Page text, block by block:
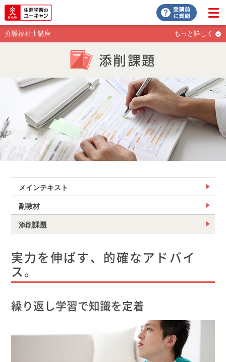
介護福祉士講座 もっと詳しく
添削課題
メインテキスト
副教材
添削課題
実力を伸ばす、的確なアドバイ
ス。
繰り返し学習で知識を定着